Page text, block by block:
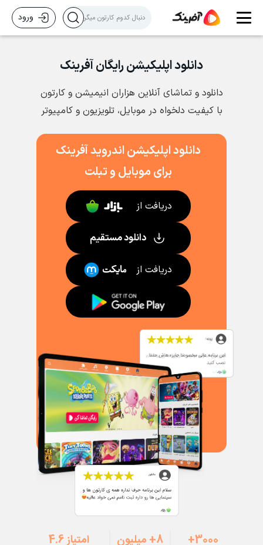
ورود
دانلود اپلیکیشن رایگان آفرینک
دانلود و تماشای آنلاین هزاران انیمیشن و کارتون
با کیفیت دلخواه در موبایل، تلویزیون و کامپیوتر
دانلود اپلیکیشن اندروید آفرینک
برای موبایل و تبلت
دریافت از
دانلود مستقیم
دریافت از
3000+ 8+ میلیون امتیاز 4.6